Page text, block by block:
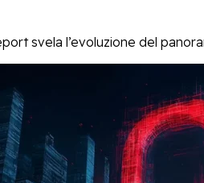
svela l’evoluzione del